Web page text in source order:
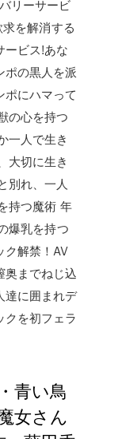
リーサービ
を解消する
ービス!あな
ポの黒人を派
にハマって
の心を持つ
一人で生き
大切に生き
別れ、一人
持つ魔術 年
爆乳を持つ
ク解禁！AV
奥までねじ込
達に囲まれデ
クを初フェラ
青い鳥
女さん